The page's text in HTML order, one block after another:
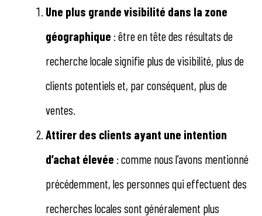
Une plus grande visibilité dans la zone
géographique : être en tête des résultats de
recherche locale signifie plus de visibilité, plus de
clients potentiels et, par conséquent, plus de
ventes.
Attirer des clients ayant une intention
d’achat élevée : comme nous l’avons mentionné
précédemment, les personnes qui effectuent des
recherches locales sont généralement plus